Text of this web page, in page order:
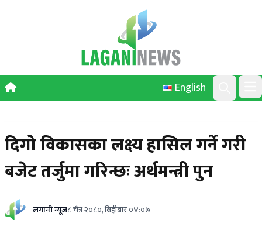
English
Search
दिगो विकासका लक्ष्य हासिल गर्ने गरी
बजेट तर्जुमा गरिन्छः अर्थमन्त्री पुन
लगानी न्यूज८ चैत्र २०८०, बिहीबार ०४:०७